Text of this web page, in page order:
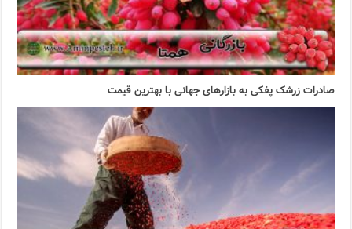
صادرات زرشک پفکی به بازارهای جهانی با بهترین قیمت